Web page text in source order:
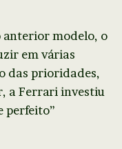
anterior modelo, o
em várias
das prioridades,
a Ferrari investiu
perfeito”